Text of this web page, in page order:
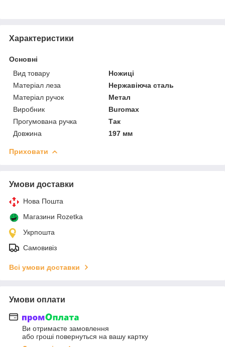
Характеристики
Основні
Вид товару
Ножиці
Матеріал леза
Нержавіюча сталь
Матеріал ручок
Метал
Виробник
Buromax
Прогумована ручка
Так
Довжина
197 мм
Приховати
Умови доставки
Нова Пошта
Магазини Rozetka
Укрпошта
Самовивіз
Всі умови доставки
Умови оплати
Ви отримаєте замовлення
або гроші повернуться на вашу картку